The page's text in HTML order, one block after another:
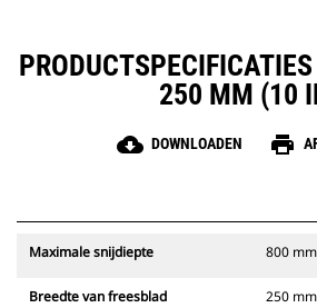
250 MM (10
cloud_download DOWNLOADEN print
Maximale snijdiepte 800 mm
Breedte van freesblad 250 mm